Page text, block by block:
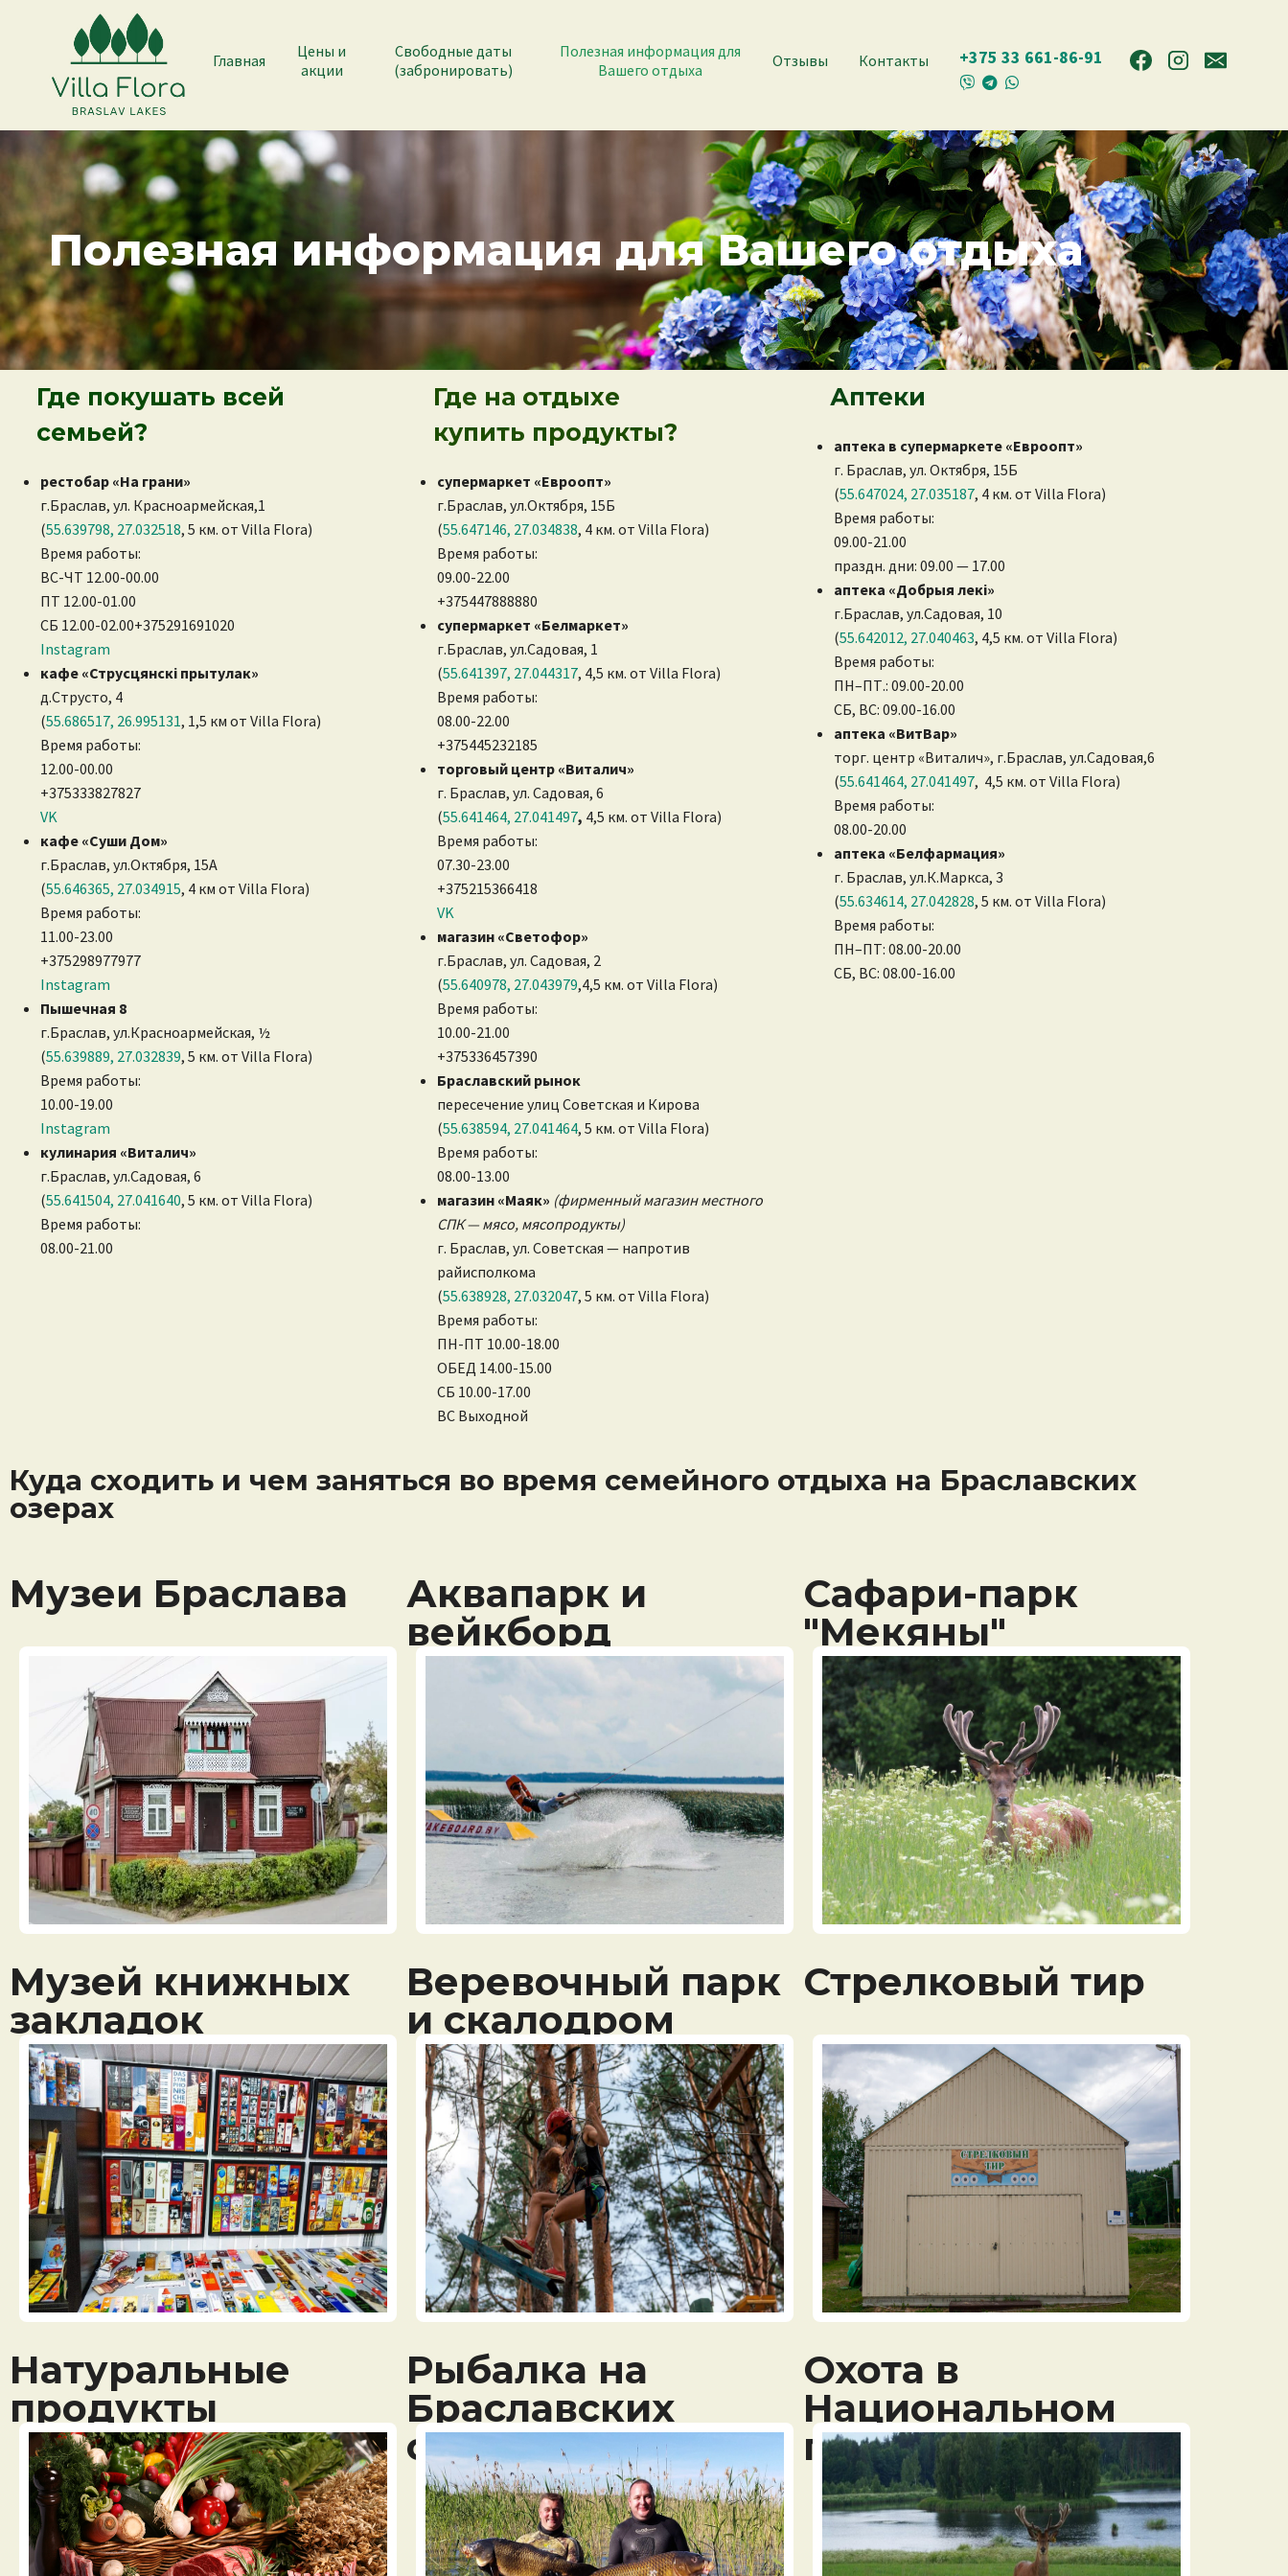
Главная
Цены и
акции
Свободные даты
(забронировать)
Полезная информация для
Вашего отдыха
Отзывы Контакты +375 33 661-86-91
Полезная информация для Вашего отдыха
Где покушать всей
семьей?
рестобар «На грани»
г.Браслав, ул. Красноармейская,1
(55.639798, 27.032518, 5 км. от Villa Flora)
Время работы:
ВС-ЧТ 12.00-00.00
ПТ 12.00-01.00
СБ 12.00-02.00+375291691020
Instagram
кафе «Струсцянскi прытулак»
д.Струсто, 4
(55.686517, 26.995131, 1,5 км от Villa Flora)
Время работы:
12.00-00.00
+375333827827
VK
кафе «Суши Дом»
г.Браслав, ул.Октября, 15А
(55.646365, 27.034915, 4 км от Villa Flora)
Время работы:
11.00-23.00
+375298977977
Instagram
Пышечная 8
г.Браслав, ул.Красноармейская, ½
(55.639889, 27.032839, 5 км. от Villa Flora)
Время работы:
10.00-19.00
Instagram
кулинария «Виталич»
г.Браслав, ул.Садовая, 6
(55.641504, 27.041640, 5 км. от Villa Flora)
Время работы:
08.00-21.00
Где на отдыхе
купить продукты?
супермаркет «Евроопт»
г.Браслав, ул.Октября, 15Б
(55.647146, 27.034838, 4 км. от Villa Flora)
Время работы:
09.00-22.00
+375447888880
супермаркет «Белмаркет»
г.Браслав, ул.Садовая, 1
(55.641397, 27.044317, 4,5 км. от Villa Flora)
Время работы:
08.00-22.00
+375445232185
торговый центр «Виталич»
г. Браслав, ул. Садовая, 6
(55.641464, 27.041497, 4,5 км. от Villa Flora)
Время работы:
07.30-23.00
+375215366418
VK
магазин «Светофор»
г.Браслав, ул. Садовая, 2
(55.640978, 27.043979,4,5 км. от Villa Flora)
Время работы:
10.00-21.00
+375336457390
Браславский рынок
пересечение улиц Советская и Кирова
(55.638594, 27.041464, 5 км. от Villa Flora)
Время работы:
08.00-13.00
магазин «Маяк» (фирменный магазин местного
СПК — мясо, мясопродукты)
г. Браслав, ул. Советская — напротив
райисполкома
(55.638928, 27.032047, 5 км. от Villa Flora)
Время работы:
ПН-ПТ 10.00-18.00
ОБЕД 14.00-15.00
СБ 10.00-17.00
ВС Выходной
Аптеки
аптека в супермаркете «Евроопт»
г. Браслав, ул. Октября, 15Б
(55.647024, 27.035187, 4 км. от Villa Flora)
Время работы:
09.00-21.00
праздн. дни: 09.00 — 17.00
аптека «Добрыя лекi»
г.Браслав, ул.Садовая, 10
(55.642012, 27.040463, 4,5 км. от Villa Flora)
Время работы:
ПН–ПТ.: 09.00-20.00
СБ, ВС: 09.00-16.00
аптека «ВитВар»
торг. центр «Виталич», г.Браслав, ул.Садовая,6
(55.641464, 27.041497, 4,5 км. от Villa Flora)
Время работы:
08.00-20.00
аптека «Белфармация»
г. Браслав, ул.К.Маркса, 3
(55.634614, 27.042828, 5 км. от Villa Flora)
Время работы:
ПН–ПТ: 08.00-20.00
СБ, ВС: 08.00-16.00
Куда сходить и чем заняться во время семейного отдыха на Браславских
озерах
Музеи Браслава
Аквапарк и
вейкборд
Сафари-парк
"Мекяны"
Музей книжных
закладок
Веревочный парк
и скалодром
Стрелковый тир
Натуральные
продукты
Рыбалка на
Браславских
озерах
Охота в
Национальном
парке